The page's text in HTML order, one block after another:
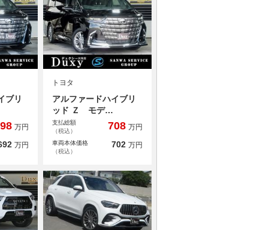
ブリ
万円
万円
トヨタ
アルファードハイブリ
ッド Ｚ モデ…
支払総額
（税込）
708 万円
車両本体価格
（税込）
702 万円